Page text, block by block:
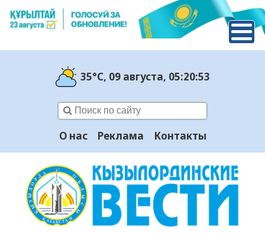
35°C, 09 августа, 05:20:53
О нас Реклама Контакты